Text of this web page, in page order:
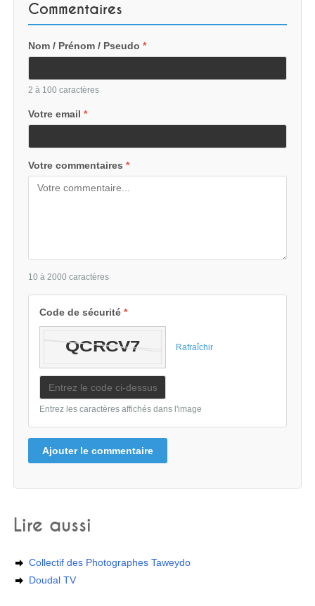
Commentaires
Nom / Prénom / Pseudo*
2 à 100 caractères
Votre email*
Votre commentaires*
10 à 2000 caractères
Code de sécurité*
Rafraîchir
Entrez les caractères affichés dans l'image
Ajouter le commentaire
Lire aussi
Collectif des Photographes Taweydo
Doudal TV